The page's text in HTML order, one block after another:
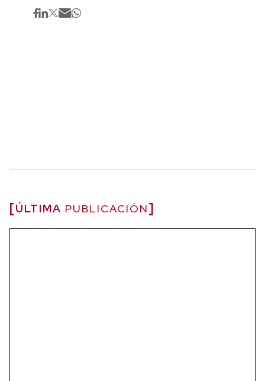
ÚLTIMA PUBLICACIÓN